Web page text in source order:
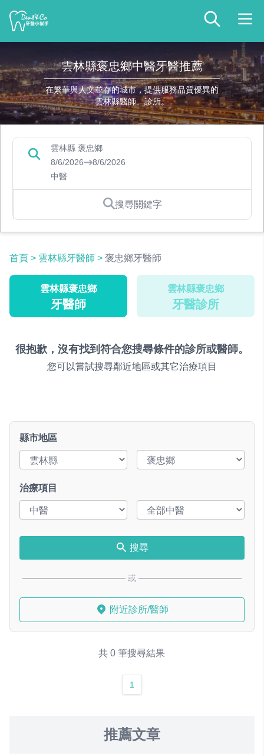
雲林縣褒忠鄉中醫牙醫推薦
在繁華與人文並存的城市，提供服務品質優異的
雲林縣醫師、診所。
雲林縣 褒忠鄉
8/6/2026
8/6/2026
中醫
搜尋關鍵字
首頁 > 雲林縣牙醫師 > 褒忠鄉牙醫師
雲林縣褒忠鄉
牙醫師
雲林縣褒忠鄉
牙醫診所
很抱歉，沒有找到符合您搜尋條件的診所或醫師。
您可以嘗試搜尋鄰近地區或其它治療項目
縣市地區
治療項目
搜尋
或
附近診所/醫師
共 0 筆搜尋結果
1
推薦文章